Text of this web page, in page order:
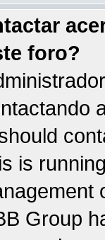
foro?
is
Group